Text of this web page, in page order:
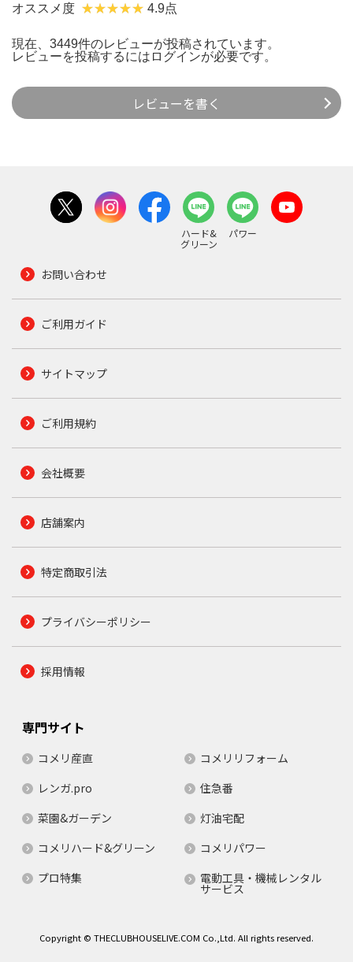
オススメ度 4.9点
現在、3449件のレビューが投稿されています。
レビューを投稿するには ログインが必要です。
レビューを書く
ハード&
グリーン
パワー
お問い合わせ
ご利用ガイド
サイトマップ
ご利用規約
会社概要
店舗案内
特定商取引法
プライバシーポリシー
採用情報
専門サイト
コメリ産直
コメリリフォーム
レンガ.pro
住急番
菜園&ガーデン
灯油宅配
コメリハード&グリーン
コメリパワー
プロ特集
電動工具・機械レンタル
サービス
Copyright © THECLUBHOUSELIVE.COM Co.,Ltd. All rights reserved.